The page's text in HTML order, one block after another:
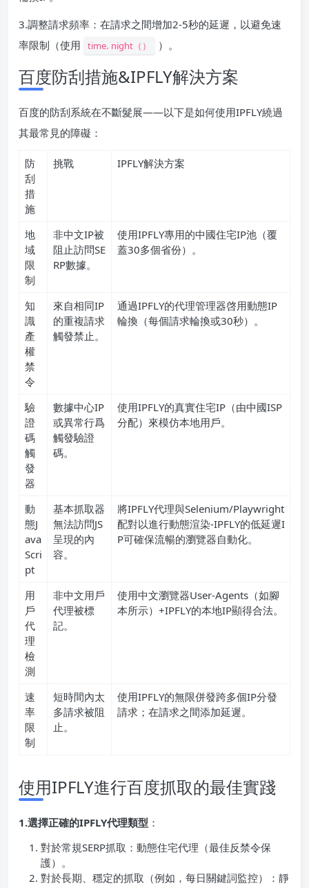
3.調整請求頻率：在請求之間增加2-5秒的延遲，以避免速
率限制（使用
time. night（） ）。
百度防刮措施&IPFLY解決方案
百度的防刮系統在不斷髮展——以下是如何使用IPFLY繞過
其最常見的障礙：
防
刮
措
施
挑戰 IPFLY解決方案
地
域
限
制
非中文IP被
阻止訪問SE
RP數據。
使用IPFLY專用的中國住宅IP池（覆
蓋30多個省份）。
知
識
產
權
禁
令
來自相同IP
的重複請求
觸發禁止。
通過IPFLY的代理管理器啓用動態IP
輪換（每個請求輪換或30秒）。
驗
證
碼
觸
發
器
數據中心IP
或異常行爲
觸發驗證
碼。
使用IPFLY的真實住宅IP（由中國ISP
分配）來模仿本地用戶。
動
態J
ava
Scri
pt
基本抓取器
無法訪問JS
呈現的內
容。
將IPFLY代理與Selenium/Playwright
配對以進行動態渲染-IPFLY的低延遲I
P可確保流暢的瀏覽器自動化。
用
戶
代
理
檢
測
非中文用戶
代理被標
記。
使用中文瀏覽器User-Agents（如腳
本所示）+IPFLY的本地IP顯得合法。
速
率
限
制
短時間內太
多請求被阻
止。
使用IPFLY的無限併發跨多個IP分發
請求；在請求之間添加延遲。
使用IPFLY進行百度抓取的最佳實踐
1.選擇正確的IPFLY代理類型 ：
對於常規SERP抓取：動態住宅代理（最佳反禁令保
護）。
對於長期、穩定的抓取（例如，每日關鍵詞監控）：靜